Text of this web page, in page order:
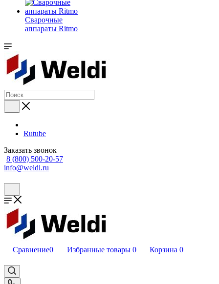
Сварочные
аппараты Ritmo
Rutube
Заказать звонок
8 (800) 500-20-57
info@weldi.ru
Сравнение0 Избранные товары 0 Корзина 0